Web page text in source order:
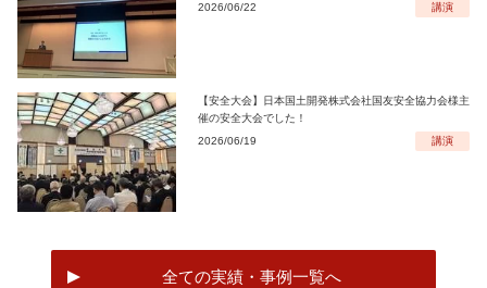
2026/06/22
講演
【安全大会】日本国土開発株式会社国友安全協力会様主
催の安全大会でした！
2026/06/19
講演
全ての実績・事例一覧へ